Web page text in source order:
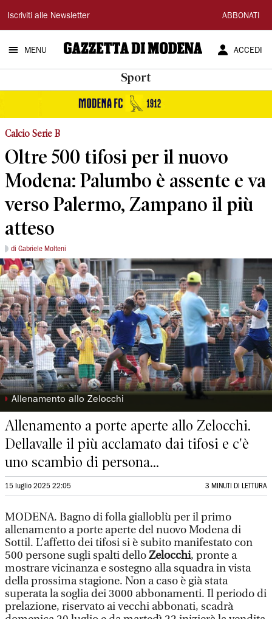
Gazzetta
di
Modena
Iscriviti alle Newsletter ABBONATI
MENU ACCEDI
Sport
Calcio Serie B
Oltre 500 tifosi per il nuovo
Modena: Palumbo è assente e va
verso Palermo, Zampano il più
atteso
di Gabriele Molteni
◗ Allenamento allo Zelocchi
Allenamento a porte aperte allo Zelocchi.
Dellavalle il più acclamato dai tifosi e c'è
uno scambio di persona...
15 luglio 2025 22:05 3 MINUTI DI LETTURA
MODENA. Bagno di folla gialloblù per il primo
allenamento a porte aperte del nuovo Modena di
Sottil. L’affetto dei tifosi si è subito manifestato con
500 persone sugli spalti delloZelocchi, pronte a
mostrare vicinanza e sostegno alla squadra in vista
della prossima stagione. Non a caso è già stata
superata la soglia dei 3000 abbonamenti. Il periodo di
prelazione, riservato ai vecchi abbonati, scadrà